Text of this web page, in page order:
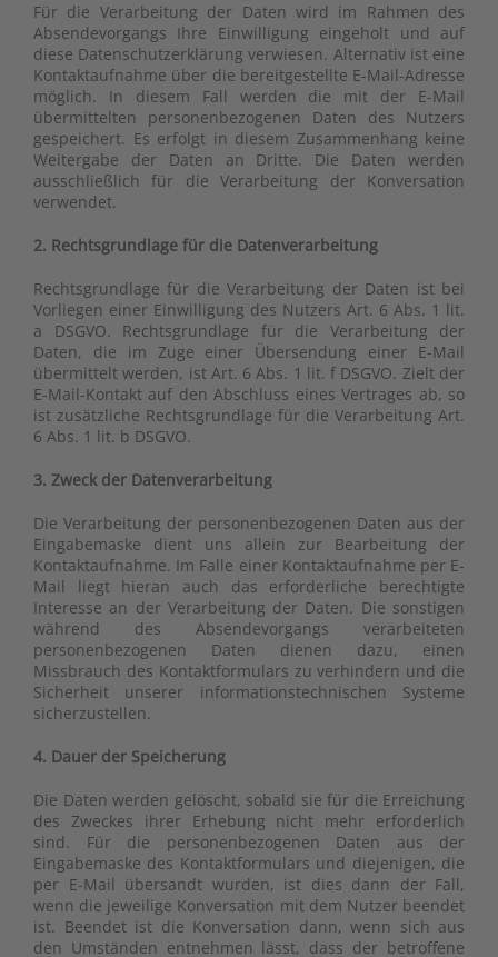
Für die Verarbeitung der Daten wird im Rahmen des
Absendevorgangs Ihre Einwilligung eingeholt und auf
diese Datenschutzerklärung verwiesen. Alternativ ist eine
Kontaktaufnahme über die bereitgestellte E-Mail-Adresse
möglich. In diesem Fall werden die mit der E-Mail
übermittelten personenbezogenen Daten des Nutzers
gespeichert. Es erfolgt in diesem Zusammenhang keine
Weitergabe der Daten an Dritte. Die Daten werden
ausschließlich für die Verarbeitung der Konversation
verwendet.
2. Rechtsgrundlage für die Datenverarbeitung
Rechtsgrundlage für die Verarbeitung der Daten ist bei
Vorliegen einer Einwilligung des Nutzers Art. 6 Abs. 1 lit.
a DSGVO. Rechtsgrundlage für die Verarbeitung der
Daten, die im Zuge einer Übersendung einer E-Mail
übermittelt werden, ist Art. 6 Abs. 1 lit. f DSGVO. Zielt der
E-Mail-Kontakt auf den Abschluss eines Vertrages ab, so
ist zusätzliche Rechtsgrundlage für die Verarbeitung Art.
6 Abs. 1 lit. b DSGVO.
3. Zweck der Datenverarbeitung
Die Verarbeitung der personenbezogenen Daten aus der
Eingabemaske dient uns allein zur Bearbeitung der
Kontaktaufnahme. Im Falle einer Kontaktaufnahme per E-
Mail liegt hieran auch das erforderliche berechtigte
Interesse an der Verarbeitung der Daten. Die sonstigen
während des Absendevorgangs verarbeiteten
personenbezogenen Daten dienen dazu, einen
Missbrauch des Kontaktformulars zu verhindern und die
Sicherheit unserer informationstechnischen Systeme
sicherzustellen.
4. Dauer der Speicherung
Die Daten werden gelöscht, sobald sie für die Erreichung
des Zweckes ihrer Erhebung nicht mehr erforderlich
sind. Für die personenbezogenen Daten aus der
Eingabemaske des Kontaktformulars und diejenigen, die
per E-Mail übersandt wurden, ist dies dann der Fall,
wenn die jeweilige Konversation mit dem Nutzer beendet
ist. Beendet ist die Konversation dann, wenn sich aus
den Umständen entnehmen lässt, dass der betroffene